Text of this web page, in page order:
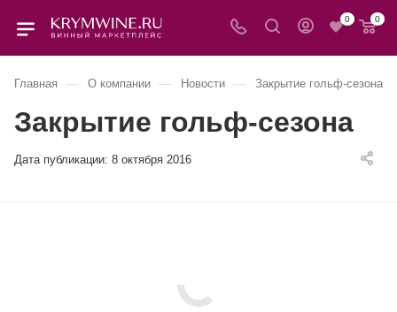
0 0
Главная — О компании — Новости — Закрытие гольф-сезона
Закрытие гольф-сезона
Дата публикации: 8 октября 2016